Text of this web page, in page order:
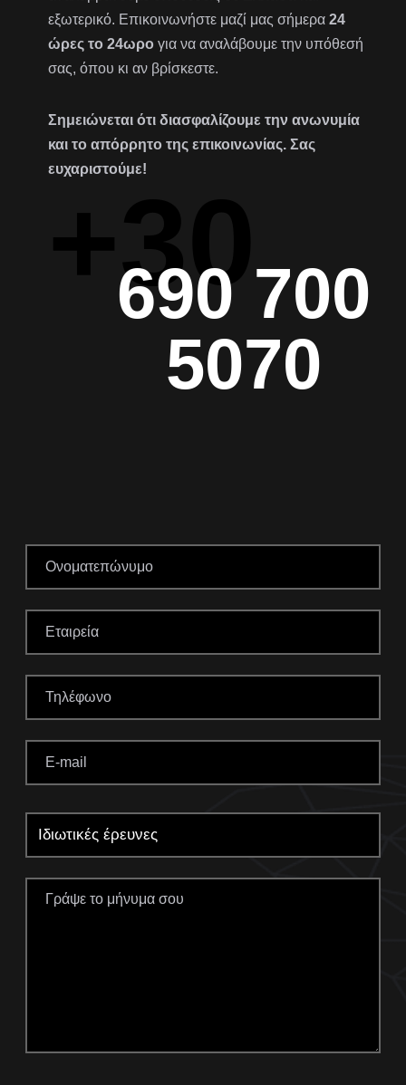
εξωτερικό. Επικοινωνήστε μαζί μας σήμερα24
ώρες το 24ωρο για να αναλάβουμε την υπόθεσή
σας, όπου κι αν βρίσκεστε.
Σημειώνεται ότι διασφαλίζουμε την ανωνυμία
και το απόρρητο της επικοινωνίας. Σας
ευχαριστούμε!
+30
690 700
5070